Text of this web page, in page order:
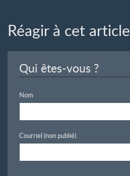
Réagir à cet article
Qui êtes-vous ?
Nom
Courriel (non publié)